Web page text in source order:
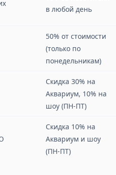
в любой день
50% от стоимости
(только по
понедельникам)
Скидка 30% на
Аквариум, 10% на
шоу (ПН-ПТ)
Скидка 10% на
Аквариум и шоу
(ПН-ПТ)